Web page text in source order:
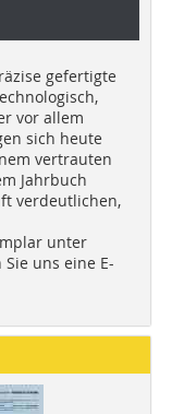
gefertigte
vor allem
sich heute
vertrauten
Jahrbuch
verdeutlichen,
unter
uns eine E-